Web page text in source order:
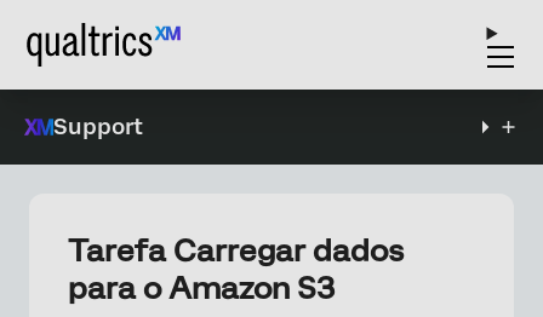
Support
Tarefa Carregar dados
para o Amazon S3